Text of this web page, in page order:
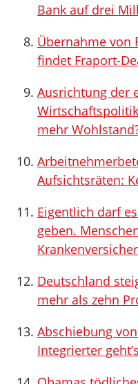
Bank auf drei
Übernahme von
findet Fraport-
Ausrichtung der
mehr
Aufsichtsräten:
Eigentlich darf
geben.
Deutschland
mehr als zehn
Abschiebung
Integrierter